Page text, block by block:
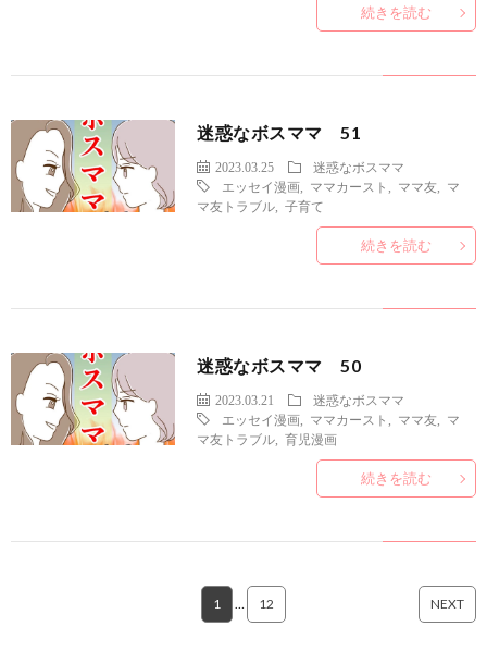
続きを読む
迷惑なボスママ 51
2023.03.25
迷惑なボスママ
エッセイ漫画
ママカースト ママ友
マ
マ友トラブル ,子育て
続きを読む
迷惑なボスママ 50
2023.03.21
迷惑なボスママ
エッセイ漫画
ママカースト ママ友
マ
マ友トラブル ,育児漫画
続きを読む
1 … 12 NEXT